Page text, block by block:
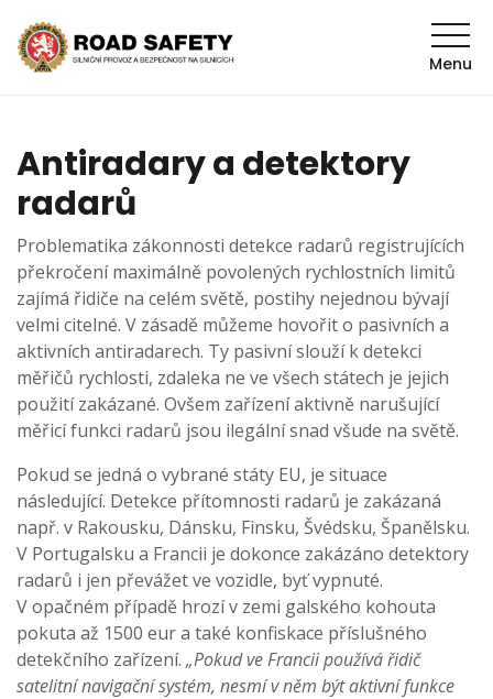
Menu
Antiradary a detektory
radarů
Problematika zákonnosti detekce radarů registrujících
překročení maximálně povolených rychlostních limitů
zajímá řidiče na celém světě, postihy nejednou bývají
velmi citelné. V zásadě můžeme hovořit o pasivních a
aktivních antiradarech. Ty pasivní slouží k detekci
měřičů rychlosti, zdaleka ne ve všech státech je jejich
použití zakázané. Ovšem zařízení aktivně narušující
měřicí funkci radarů jsou ilegální snad všude na světě.
Pokud se jedná o vybrané státy EU, je situace
následující. Detekce přítomnosti radarů je zakázaná
např. v Rakousku, Dánsku, Finsku, Švédsku, Španělsku.
V Portugalsku a Francii je dokonce zakázáno detektory
radarů i jen převážet ve vozidle, byť vypnuté.
V opačném případě hrozí v zemi galského kohouta
pokuta až 1500 eur a také konfiskace příslušného
detekčního zařízení. „Pokud ve Francii používá řidič
satelitní navigační systém, nesmí v něm být aktivní funkce